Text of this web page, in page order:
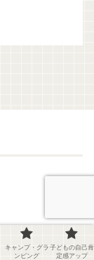
キャンプ・グラ
ンピング
子どもの自己肯
定感アップ